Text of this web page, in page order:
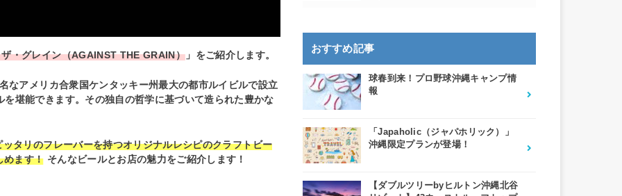
・グレイン（AGAINST THE GRAIN） 」をご紹介します。
なアメリカ合衆国ケンタッキー州最大の都市ルイビルで設立
堪能できます。その独自の哲学に基づいて造られた豊かな
タリのフレーバーを持つオリジナルレシピのクラフトビー
めます！ そんなビールとお店の魅力をご紹介します！
おすすめ記事
球春到来！プロ野球沖縄キャンプ情
報
「Japaholic（ジャパホリック）」
沖縄限定プランが登場！
【ダブルツリーbyヒルトン沖縄北谷